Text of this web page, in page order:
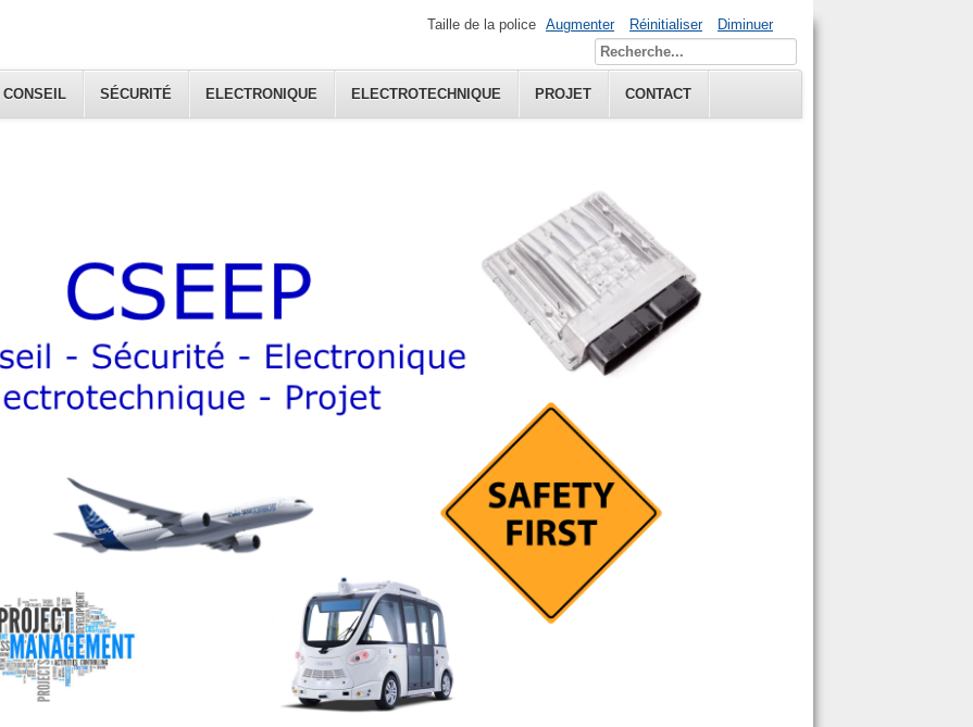
CONSEIL SÉCURITÉ ELECTRONIQUE ELECTROTECHNIQUE PROJET CONTACT
Taille de la police Augmenter Réinitialiser Diminuer